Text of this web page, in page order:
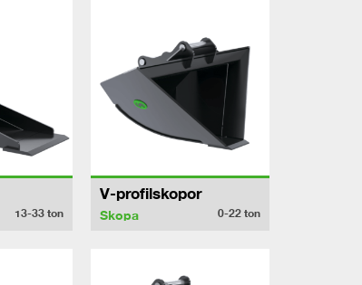
13-33ton
V-profilskopor
Skopa 0-22 ton